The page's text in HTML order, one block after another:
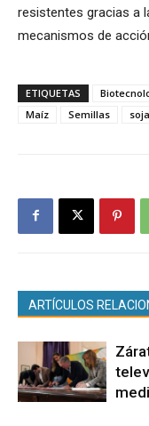
resistentes gracias a
mecanismos de
ETIQUETAS
Maíz
Semillas soja
ARTÍCULOS